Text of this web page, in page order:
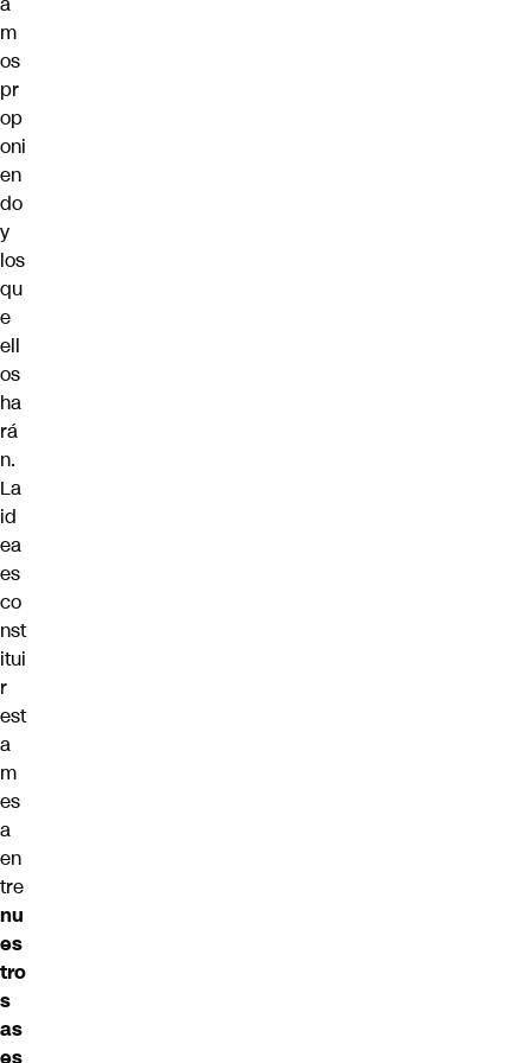
m
os
pr
op
oni
en
do
y
los
qu
e
ell
os
ha
rá
n.
La
id
ea
es
co
nst
itui
r
est
a
m
es
a
en
tre
nu
es
tro
s
as
es